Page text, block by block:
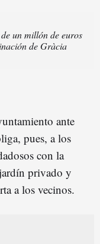
un millón de euros
de Gràcia
ante
pues, a los
con la
privado y
a los vecinos.